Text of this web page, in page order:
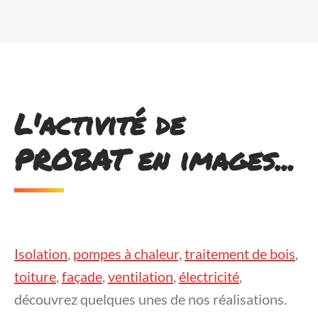
L'activité de
PROBAT en images...
Isolation, pompes à chaleur,traitement de bois,
toiture,façade,ventilation,électricité,
découvrez quelques unes de nos réalisations.